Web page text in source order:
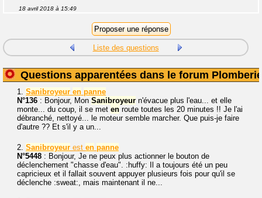
18 avril 2018 à 15:49
Liste des questions
Questions apparentées dans le forum Plomberie
1. Sanibroyeur en panne
N°136 : Bonjour, Mon Sanibroyeur n'évacue plus l'eau... et elle
monte... du coup, il se met en route toutes les 20 minutes !! Je l'ai
débranché, nettoyé... le moteur semble marcher. Que puis-je faire
d'autre ?? Et s'il y a un...
2. Sanibroyeur est en panne
N°5448 : Bonjour, Je ne peux plus actionner le bouton de
déclenchement "chasse d'eau". :huffy: Il a toujours été un peu
capricieux et il fallait souvent appuyer plusieurs fois pour qu'il se
déclenche :sweat:, mais maintenant il ne...